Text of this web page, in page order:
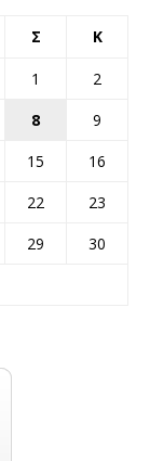
Σ Κ
1
2
8
9
15
16
22
23
29
30